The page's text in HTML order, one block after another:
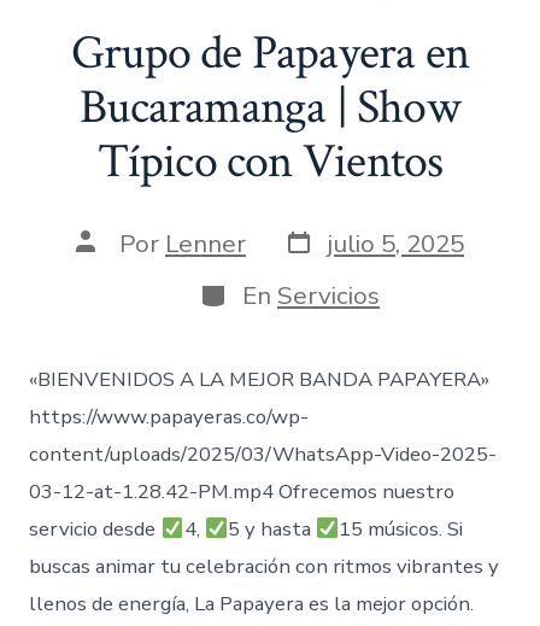
Grupo de Papayera en
Bucaramanga | Show
Típico con Vientos
AutorPor Lenner Fecha
de
publicación
julio 5, 2025
Categorías
En Servicios
«BIENVENIDOS A LA MEJOR BANDA PAPAYERA»
https://www.papayeras.co/wp-
content/uploads/2025/03/WhatsApp-Video-2025-
03-12-at-1.28.42-PM.mp4 Ofrecemos nuestro
servicio desde
4, 5 y hasta
15 músicos. Si
buscas animar tu celebración con ritmos vibrantes y
llenos de energía, La Papayera es la mejor opción.